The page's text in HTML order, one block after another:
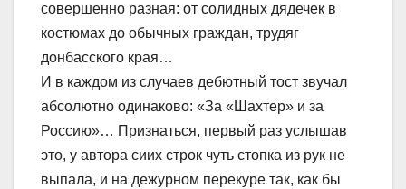
совершенно разная: от солидных дядечек в
костюмах до обычных граждан, трудяг
донбасского края…
И в каждом из случаев дебютный тост звучал
абсолютно одинаково: «За «Шахтер» и за
Россию»… Признаться, первый раз услышав
это, у автора сиих строк чуть стопка из рук не
выпала, и на дежурном перекуре так, как бы